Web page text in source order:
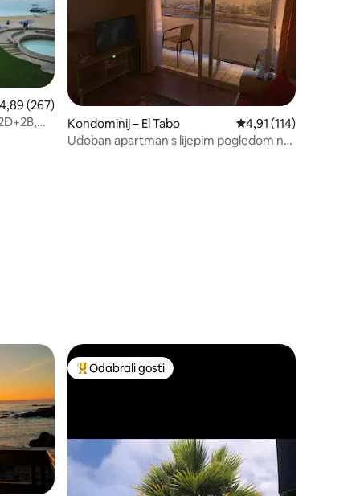
ocjena: 4,89/5, recenzija: 267
4,89 (267)
Kondominij – El Tabo Prosječna ocjena:
4,91 (114)
Udoban apartman s lijepim pogledom na
Među najviše rangiranima s oznakom „Odabrali gosti”
Odabrali gosti